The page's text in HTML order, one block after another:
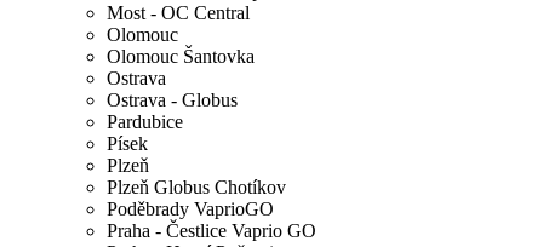
Most - OC Central
Olomouc
Olomouc Šantovka
Ostrava
Ostrava - Globus
Pardubice
Písek
Plzeň
Plzeň Globus Chotíkov
Poděbrady VaprioGO
Praha - Čestlice Vaprio GO